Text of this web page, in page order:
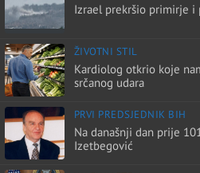
Izrael prekršio primirje i
ŽIVOTNI STIL
Kardiolog otkrio koje
srčanog udara
PRVI PREDSJEDNIK BIH
Na današnji dan prije
Izetbegović